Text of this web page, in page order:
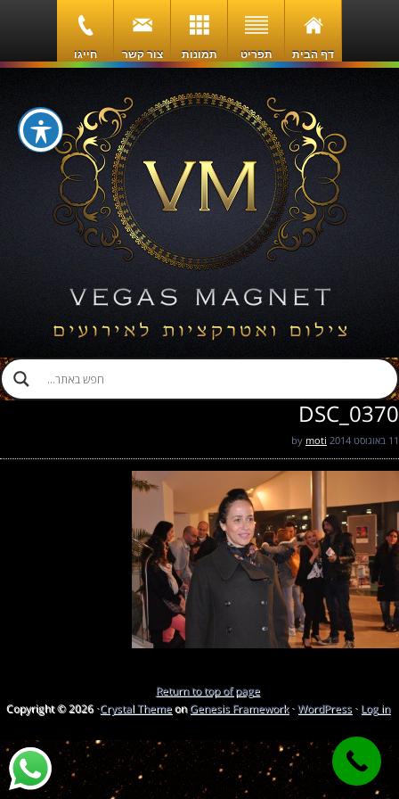
דף הבית תפריט תמונות צור קשר חייגו
DSC_0370
11 באוגוסט 2014 moti
Return to top of page
Copyright © 2026 ·Crystal ThemeonGenesis Framework·WordPress· Log in